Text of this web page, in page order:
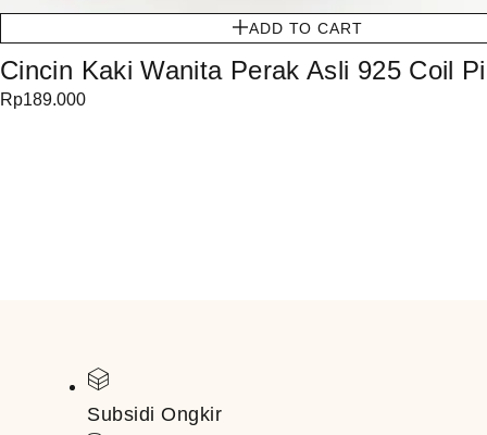
ADD TO CART
Cincin Kaki Wanita Perak Asli 925 Coil
Rp189.000
Subsidi Ongkir